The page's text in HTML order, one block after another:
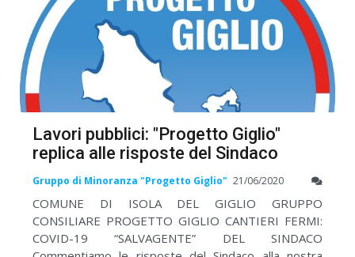
Lavori pubblici: "Progetto Giglio"
replica alle risposte del Sindaco
Gruppo di Minoranza "Progetto Giglio" 21/06/2020
COMUNE DI ISOLA DEL GIGLIO GRUPPO
CONSILIARE PROGETTO GIGLIO CANTIERI FERMI:
COVID-19 “SALVAGENTE” DEL SINDACO